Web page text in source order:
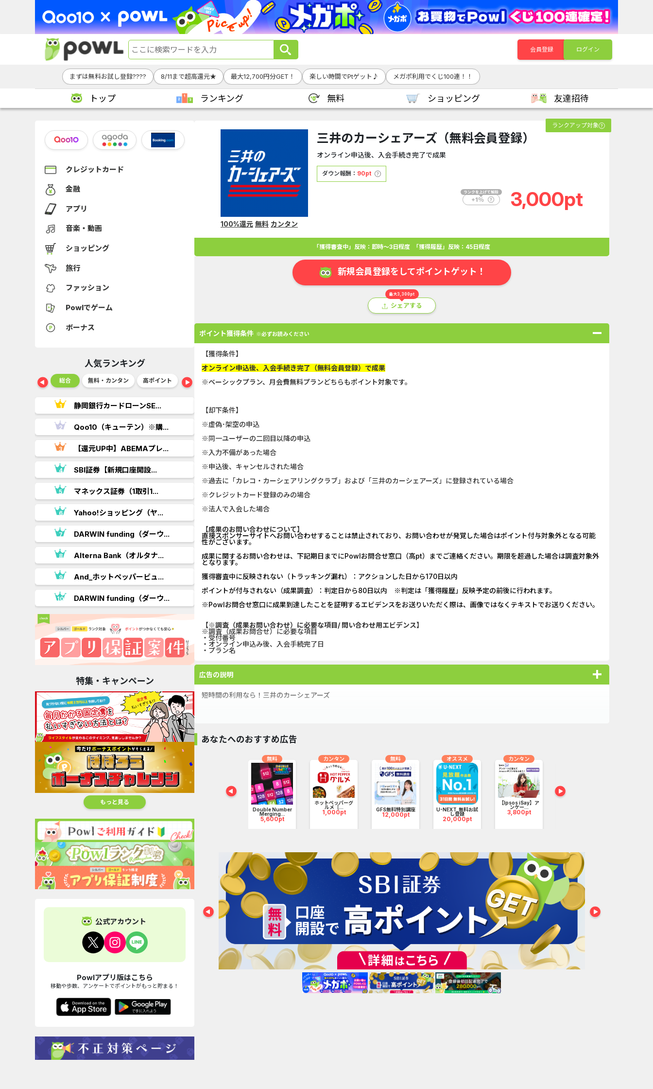
会員登録 ログイン
まずは無料お試し登録???? 8/11まで超高還元★ 最大12,700円分GET！ 楽しい時間でPtゲット♪ メガポ利用でくじ100連！！
トップ ランキング 無料 ショッピング 友達招待
クレジットカード
金融
アプリ
音楽・動画
ショッピング
旅行
ファッション
Powlでゲーム
ボーナス
人気ランキング
ショッピング 総合 無料・カンタン 高ポイント ゲーム アプリ クレジットカード 金融 生活 ショッピング
静岡銀行カードローンSE...
Qoo10（キューテン）※購...
【還元UP中】ABEMAプレ...
SBI証券【新規口座開設...
マネックス証券（1取引1...
Yahoo!ショッピング（ヤ...
DARWIN funding（ダーウ...
Alterna Bank（オルタナ...
And_ホットペッパービュ...
DARWIN funding（ダーウ...
Double Number Merging...
GFS無料特別講座
U-NEXT_無料お試し登録
DOOR賃貸
【Ipsos iSay】アンケー...
Nielsen（ニールセン）...
Nielsen（ニールセン）...
ホットペッパーグルメ［...
ウォーターカラーソート...
DARWIN funding（ダーウ...
みずほ銀行「口座開設」
ポケットリサーチ【男性...
And_ロードモバイル_SUR...
【還元UP中】パズル＆サ...
特集・キャンペーン
もっと見る
公式アカウント
Powlアプリ版はこちら
移動や歩数、アンケートでポイントがもっと貯まる！
ランクアップ対象
三井のカーシェアーズ（無料会員登録）
オンライン申込後、入会手続き完了で成果
ダウン報酬： 90pt
3,000pt
100%還元 無料 カンタン
「獲得審査中」反映：即時～3日程度 「獲得履歴」反映：45日程度
新規会員登録をしてポイントゲット！
最大3,300pt
シェアする
ポイント獲得条件 ※必ずお読みください
【獲得条件】
オンライン申込後、入会手続き完了（無料会員登録）で成果
※ベーシックプラン、月会費無料プランどちらもポイント対象です。
【却下条件】
※虚偽･架空の申込
※同一ユーザーの二回目以降の申込
※入力不備があった場合
※申込後、キャンセルされた場合
※過去に「カレコ・カーシェアリングクラブ」および「三井のカーシェアーズ」に登録されている場合
※クレジットカード登録のみの場合
※法人で入会した場合
【成果のお問い合わせについて】
直接スポンサーサイトへお問い合わせすることは禁止されており、お問い合わせが発覚した場合はポイント付与対象外となる可能
性がございます。
成果に関するお問い合わせは、下記期日までにPowlお問合せ窓口（高pt）までご連絡ください。期限を超過した場合は調査対象外
となります。
獲得審査中に反映されない（トラッキング漏れ）：アクションした日から170日以内
ポイントが付与されない（成果調査）：判定日から80日以内 ※判定は「獲得履歴」反映予定の前後に行われます。
※Powlお問合せ窓口に成果到達したことを証明するエビデンスをお送りいただく際は、画像ではなくテキストでお送りください。
【※調査（成果お問い合わせ）に必要な項目/ 問い合わせ用エビデンス】
※調査（成果お問合せ）に必要な項目
・受付番号
・オンライン申込み後、入会手続完了日
・プラン名
広告の説明
短時間の利用なら！三井のカーシェアーズ
入会金・初期費用0円で、気軽にスタート！
利用料金にガソリン代と保険料が含まれているからおトク！
「最短30分から10分150円～」で使えておトクな「ベーシックプラン」と、「月会費無料プラン」をご用意しています。
コンパクトカーからミニバン、SUV、スポーツカーまで
多種多様なライフスタイルに応える50車種以上の豊富なラインアップ！
あなたへのおすすめ広告
3,500pt
Office Life！: ア
1,200pt
無料
Taptap
2048（Android）...
1,520pt
無料
Double Number
Merging...
5,600pt
無料
ホットペッパーグ
ルメ［...
1,000pt
カンタン
GFS無料特別講座
12,000pt
無料
U-NEXT_無料お試
し登録
20,000pt
オススメ
【Ipsos iSay】ア
ンケー...
3,800pt
カンタン